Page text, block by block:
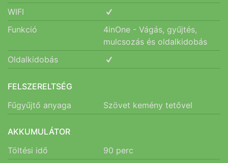
WIFI
Funkció
4inOne - Vágás, gyűjtés,
mulcsozás és oldalkidobás
Oldalkidobás
FELSZERELTSÉG
Fűgyűjtő anyaga
Szövet kemény tetővel
AKKUMULÁTOR
Töltési idő
90 perc